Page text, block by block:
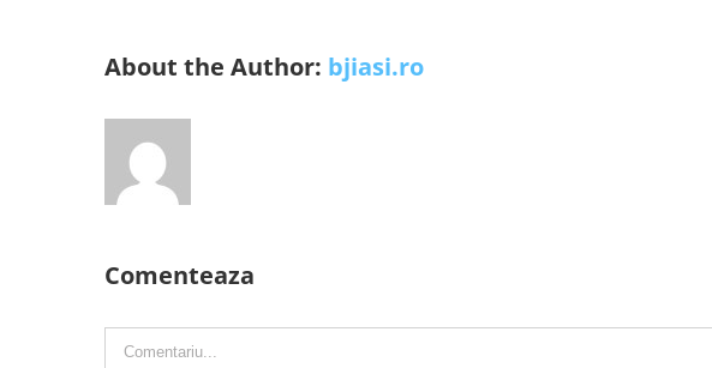
About the Author: bjiasi.ro
Comenteaza